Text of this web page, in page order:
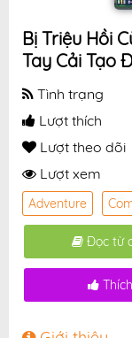
Bị Triệu Hồi
Tay Cải Tạo
Tình trạng
Lượt thích
Lượt theo dõi
Lượt xem
Adventure
Đọc từ
Thích